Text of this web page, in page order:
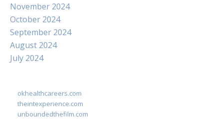
November 2024
October 2024
September 2024
August 2024
July 2024
okhealthcareers.com
theintexperience.com
unboundedthefilm.com